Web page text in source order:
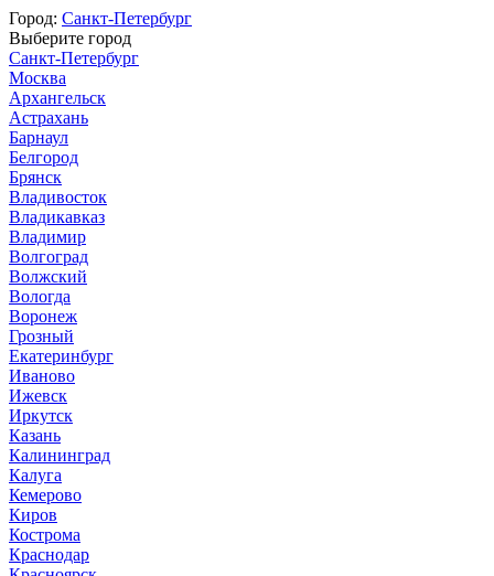
Город: Санкт-Петербург
Выберите город
Санкт-Петербург
Москва
Архангельск
Астрахань
Барнаул
Белгород
Брянск
Владивосток
Владикавказ
Владимир
Волгоград
Волжский
Вологда
Воронеж
Грозный
Екатеринбург
Иваново
Ижевск
Иркутск
Казань
Калининград
Калуга
Кемерово
Киров
Кострома
Краснодар